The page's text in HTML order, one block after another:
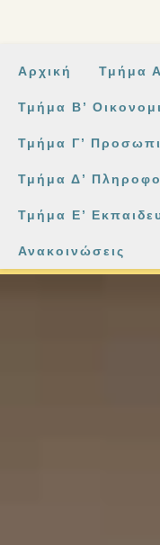
Αρχική Τμήμα
Τμήμα Β’
Τμήμα Γ’
Τμήμα Δ’
Τμήμα Ε’
Ανακοινώσεις